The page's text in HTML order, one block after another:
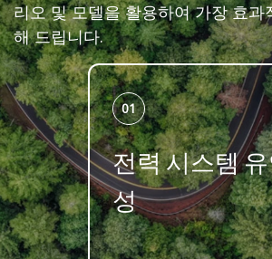
리오 및 모델을 활용하여 가장 효과
해 드립니다.
01
전력 시스템
성